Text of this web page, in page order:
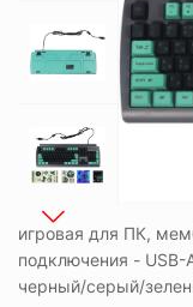
игровая для ПК,
подключения - USB-
черный/серый/